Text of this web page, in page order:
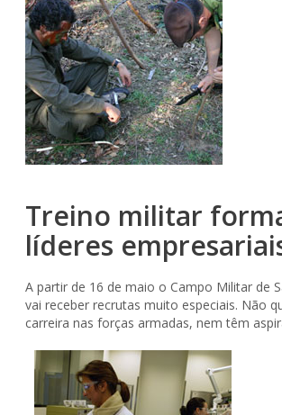
Treino militar
líderes
A partir de 16 de maio o Campo Militar de
vai receber recrutas muito especiais. Não
carreira nas forças armadas, nem têm